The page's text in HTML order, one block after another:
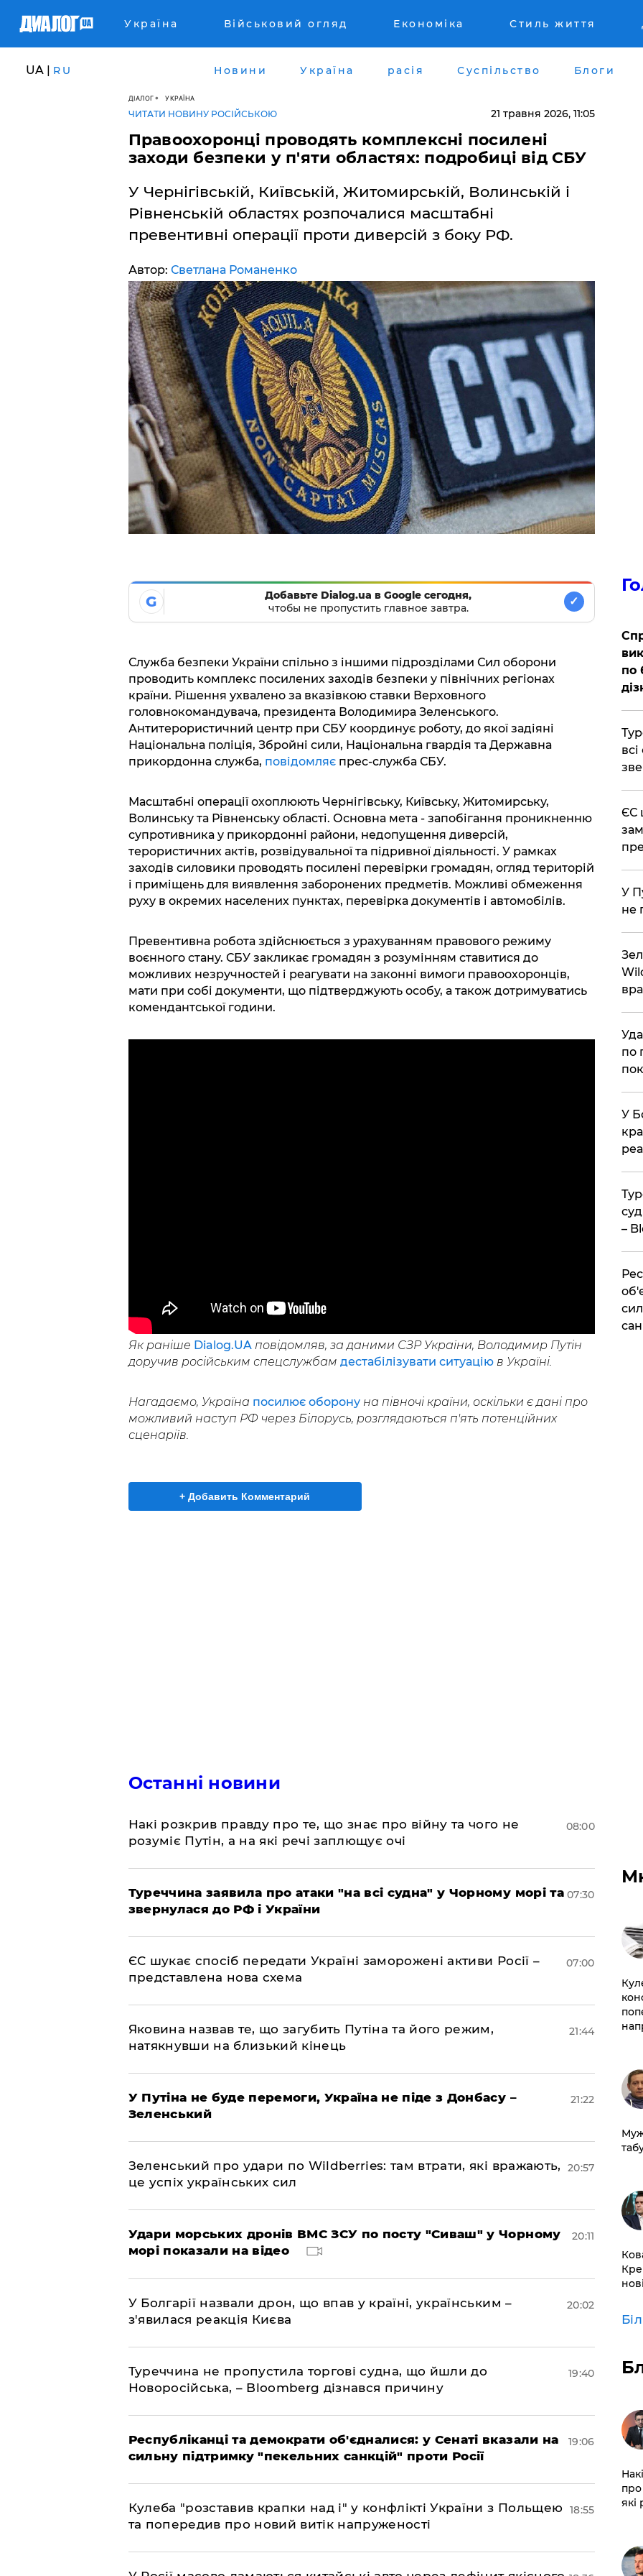
Україна Військовий огляд Економіка Стиль життя
UA | RU Новини Україна расія Суспільство Блоги
ДІАЛОГ УКРАЇНА
ЧИТАТИ НОВИНУ РОСІЙСЬКОЮ 21 травня 2026, 11:05
Правоохоронці проводять комплексні посилені
заходи безпеки у п'яти областях: подробиці від СБУ
У Чернігівській, Київській, Житомирській, Волинській і
Рівненській областях розпочалися масштабні
превентивні операції проти диверсій з боку РФ.
Автор: Светлана Романенко
G
Добавьте Dialog.ua в Google сегодня,
чтобы не пропустить главное завтра.
✓
Служба безпеки України спільно з іншими підрозділами Сил оборони
проводить комплекс посилених заходів безпеки у північних регіонах
країни. Рішення ухвалено за вказівкою ставки Верховного
головнокомандувача, президента Володимира Зеленського.
Антитерористичний центр при СБУ координує роботу, до якої задіяні
Національна поліція, Збройні сили, Національна гвардія та Державна
прикордонна служба, повідомляє прес-служба СБУ.
Масштабні операції охоплюють Чернігівську, Київську, Житомирську,
Волинську та Рівненську області. Основна мета - запобігання проникненню
супротивника у прикордонні райони, недопущення диверсій,
терористичних актів, розвідувальної та підривної діяльності. У рамках
заходів силовики проводять посилені перевірки громадян, огляд територій
і приміщень для виявлення заборонених предметів. Можливі обмеження
руху в окремих населених пунктах, перевірка документів і автомобілів.
Превентивна робота здійснюється з урахуванням правового режиму
воєнного стану. СБУ закликає громадян з розумінням ставитися до
можливих незручностей і реагувати на законні вимоги правоохоронців,
мати при собі документи, що підтверджують особу, а також дотримуватись
комендантської години.
Як раніше Dialog.UAповідомляв, за даними СЗР України, Володимир Путін
доручив російським спецслужбам дестабілізувати ситуаціюв Україні.
Нагадаємо, Україна посилює оборонуна півночі країни, оскільки є дані про
можливий наступ РФ через Білорусь, розглядаються п'ять потенційних
сценаріїв.
+ Добавить Комментарий
Останні новини
Накі розкрив правду про те, що знає про війну та чого не
розуміє Путін, а на які речі заплющує очі
08:00
Туреччина заявила про атаки "на всі судна" у Чорному морі та
звернулася до РФ і України
07:30
ЄС шукає спосіб передати Україні заморожені активи Росії –
представлена ​​нова схема
07:00
Яковина назвав те, що загубить Путіна та його режим,
натякнувши на близький кінець
21:44
У Путіна не буде перемоги, Україна не піде з Донбасу –
Зеленський
21:22
Зеленський про удари по Wildberries: там втрати, які вражають,
це успіх українських сил
20:57
Удари морських дронів ВМС ЗСУ по посту "Сиваш" у Чорному
морі показали на відео
20:11
У Болгарії назвали дрон, що впав у країні, українським –
з'явилася реакція Києва
20:02
Туреччина не пропустила торгові судна, що йшли до
Новоросійська, – Bloomberg дізнався причину
19:40
Республіканці та демократи об'єдналися: у Сенаті вказали на
сильну підтримку "пекельних санкцій" проти Росії
19:06
Кулеба "розставив крапки над і" у конфлікті України з Польщею
та попередив про новий витік напруженості
18:55
по
ЄС
У
не
по
У
–
про
які